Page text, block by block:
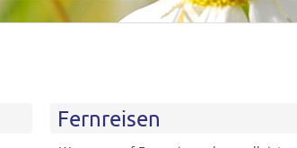
Fernreisen